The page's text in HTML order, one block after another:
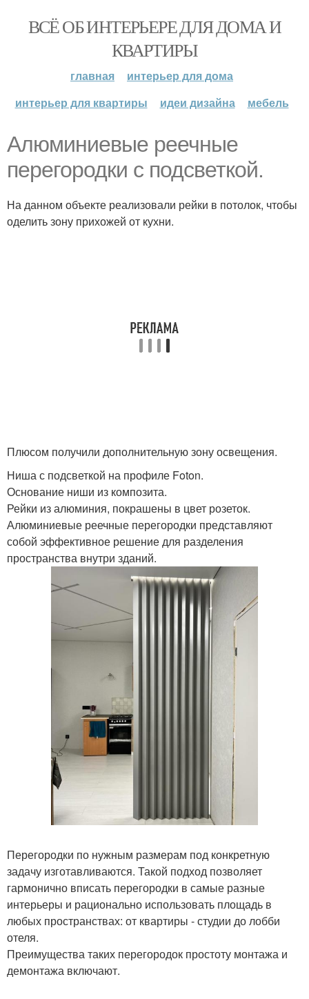
ВСЁ ОБ ИНТЕРЬЕРЕ ДЛЯ ДОМА И
КВАРТИРЫ
главная
интерьер для дома
интерьер для квартиры
идеи дизайна мебель
Алюминиевые реечные
перегородки с подсветкой.
На данном объекте реализовали рейки в потолок, чтобы
оделить зону прихожей от кухни.
Плюсом получили дополнительную зону освещения.
Ниша с подсветкой на профиле Foton.
Основание ниши из композита.
Рейки из алюминия, покрашены в цвет розеток.
Алюминиевые реечные перегородки представляют
собой эффективное решение для разделения
пространства внутри зданий.
Перегородки по нужным размерам под конкретную
задачу изготавливаются. Такой подход позволяет
гармонично вписать перегородки в самые разные
интерьеры и рационально использовать площадь в
любых пространствах: от квартиры - студии до лобби
отеля.
Преимущества таких перегородок простоту монтажа и
демонтажа включают.